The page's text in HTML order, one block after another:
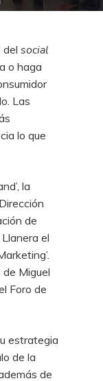
del social
o haga
Las
lo que
la
de
el
Miguel
Foro de
estrategia
de la
de